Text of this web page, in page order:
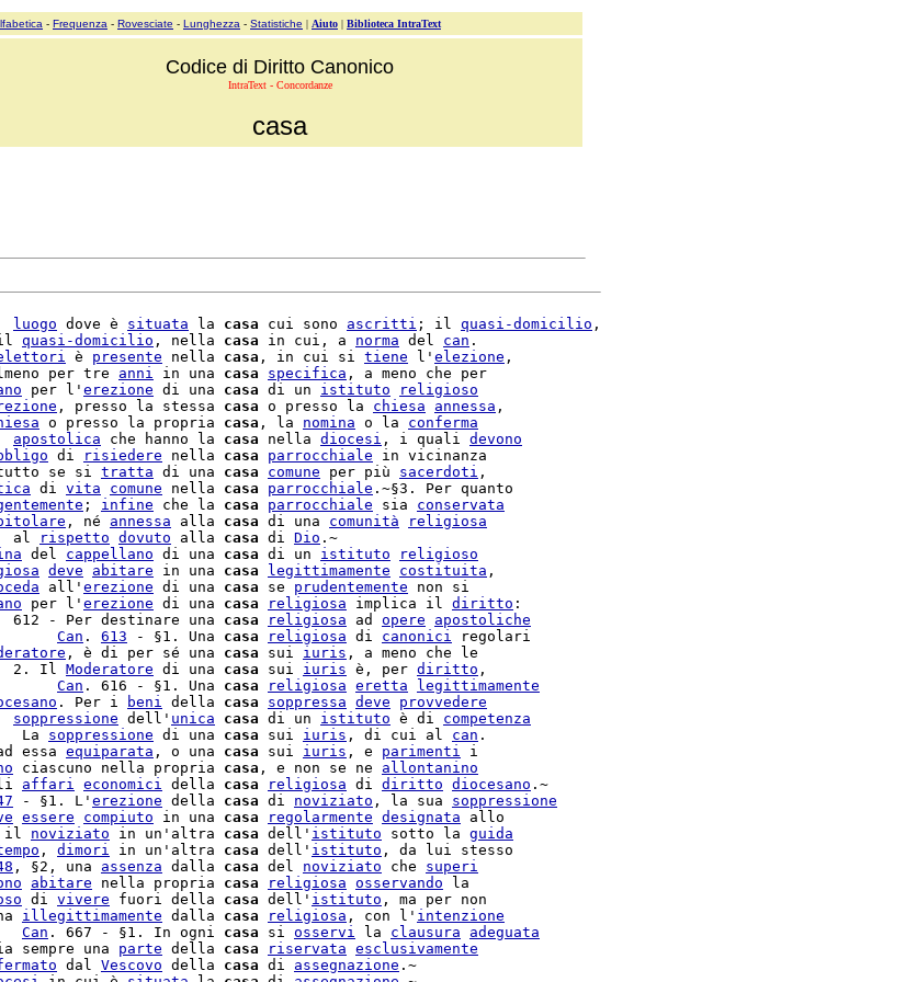
- Frequenza - Rovesciate - Lunghezza - Statistiche | Aiuto | Biblioteca IntraText
Codice di Diritto Canonico
IntraText - Concordanze
casa
luogo dove è situata la casa cui sono ascritti ; il quasi-domicilio ,
quasi-domicilio , nella casa in cui, a norma del can .
è presente nella casa , in cui si tiene l' elezione ,
per tre anni in una casa specifica , a meno che per
per l' erezione di una casa di un istituto
religioso
, presso la stessa casa o presso la chiesa annessa ,
o presso la propria casa , la nomina o la conferma
apostolica che hanno la casa nella diocesi , i quali devono
di risiedere nella casa parrocchiale
se si tratta di una casa comune per più sacerdoti ,
di vita comune nella casa parrocchiale .~§3. Per quanto
; infine che la casa parrocchiale sia conservata
, né annessa alla casa di una comunità
religiosa
al rispetto dovuto alla casa di Dio .~
del cappellano di una casa di un istituto
religioso
deve abitare in una casa legittimamente costituita ,
all' erezione di una casa se prudentemente non si
per l' erezione di una casa religiosa implica il diritto :
- Per destinare una casa religiosa ad opere
apostoliche
Can . 613 - §1. Una casa religiosa di canonici regolari
, è di per sé una casa sui iuris , a meno che le
2. Il Moderatore di una casa sui iuris è, per diritto ,
Can . 616 - §1. Una casa religiosa eretta
legittimamente
. Per i beni della casa soppressa deve
provvedere
soppressione dell' unica casa di un istituto è di competenza
La soppressione di una casa sui iuris , di cui al can .
essa equiparata , o una casa sui iuris , e parimenti i
ciascuno nella propria casa , e non se ne allontanino
affari economici della casa religiosa di diritto diocesano
- §1. L' erezione della casa di noviziato , la sua soppressione
essere compiuto in una casa regolarmente designata allo
il noviziato in un'altra casa dell' istituto sotto la guida
, dimori in un'altra casa dell' istituto , da lui stesso
, §2, una assenza dalla casa del noviziato che superi
abitare nella propria casa religiosa osservando la
di vivere fuori della casa dell' istituto , ma per non
illegittimamente dalla casa religiosa , con l' intenzione
Can . 667 - §1. In ogni casa si osservi la clausura
adeguata
una parte della casa riservata esclusivamente
dal Vescovo della casa di assegnazione .~